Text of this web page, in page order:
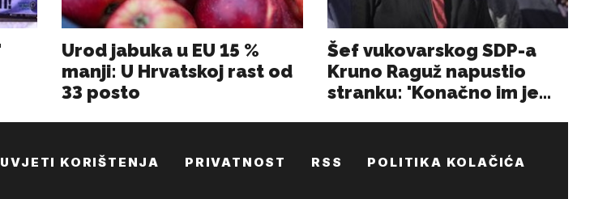
UVJETI KORIŠTENJA PRIVATNOST RSS POLITIKA KOLAČIĆA